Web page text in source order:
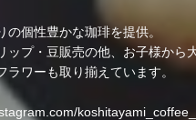
の個性豊かな珈琲を提供。
ップ・豆販売の他、お子様から
ラワーも取り揃えています。